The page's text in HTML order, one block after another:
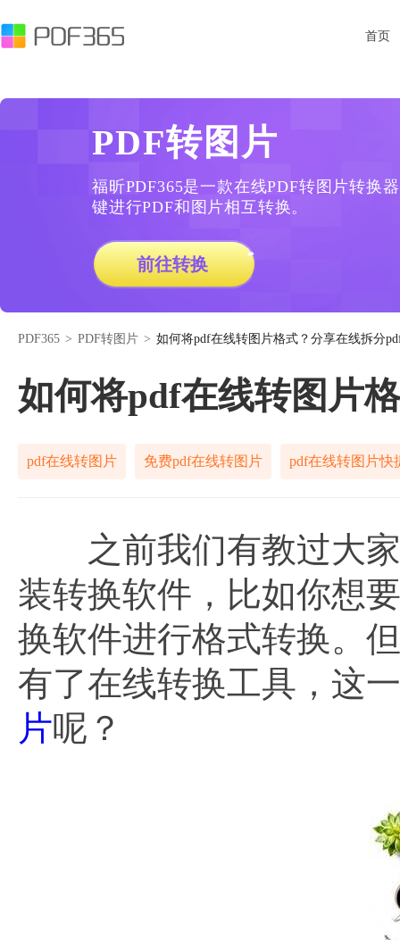
首页
PDF转图片
福昕PDF365是一款在线PDF转图片转换
键进行PDF和图片相互转换。
前往转换
PDF365 > PDF转图片 > 如何将pdf在线转图片格式？分享在线拆分
如何将pdf在线转图片
pdf在线转图片 免费pdf在线转图片 pdf在线转图片快
之前我们有教过大家
装转换软件，比如你想
换软件进行格式转换。
有了在线转换工具，这
片呢？